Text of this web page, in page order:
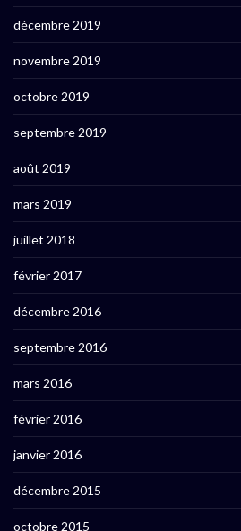
décembre 2019
novembre 2019
octobre 2019
septembre 2019
août 2019
mars 2019
juillet 2018
février 2017
décembre 2016
septembre 2016
mars 2016
février 2016
janvier 2016
décembre 2015
octobre 2015